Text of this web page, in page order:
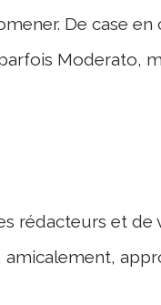
De case
Moderato,
rédacteurs et